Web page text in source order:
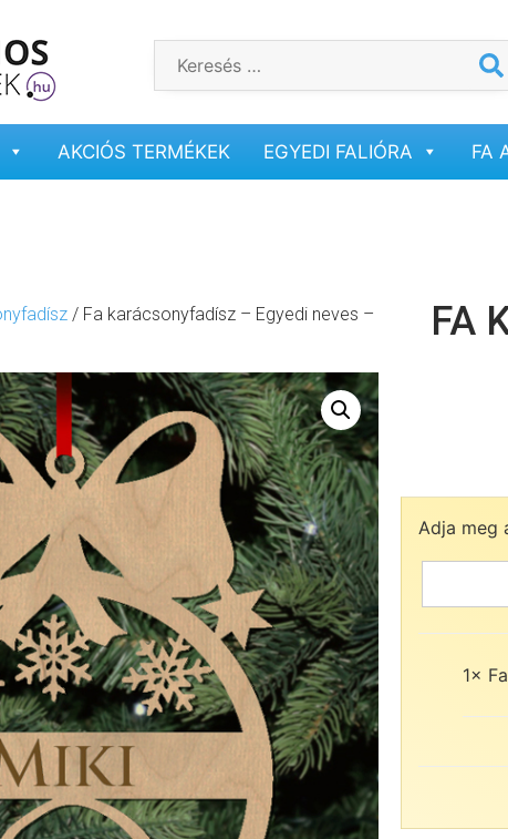
AKCIÓS TERMÉKEK EGYEDI FALIÓRA FA
/ Fa karácsonyfadísz – Egyedi neves –
FA
Adja meg
1×